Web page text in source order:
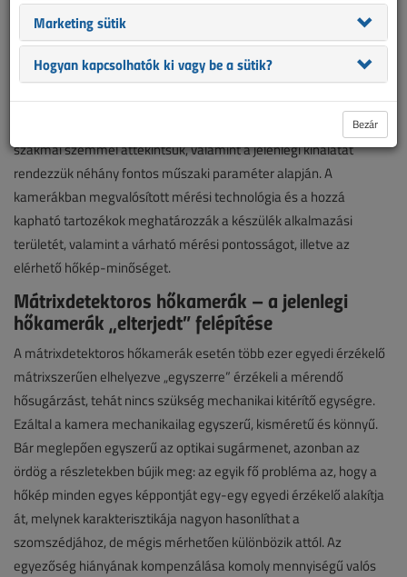
sem.
Egy hőkamera-beszerzést tervező felhasználónak ebből
kifolyólag ma már nem az igényeinek megfelelő típus hiánya,
hanem az óriási választék áttekinthetetlensége okozhat gondot.
szakmai szemmel áttekintsük, valamint a jelenlegi kínálatát
rendezzük néhány fontos műszaki paraméter alapján. A
kamerákban megvalósított mérési technológia és a hozzá
kapható tartozékok meghatározzák a készülék alkalmazási
területét, valamint a várható mérési pontosságot, illetve az
elérhető hőkép-minőséget.
Mátrixdetektoros hőkamerák – a jelenlegi
hőkamerák „elterjedt” felépítése
A mátrixdetektoros hőkamerák esetén több ezer egyedi érzékelő
mátrixszerűen elhelyezve „egyszerre” érzékeli a mérendő
hősugárzást, tehát nincs szükség mechanikai kitérítő egységre.
Ezáltal a kamera mechanikailag egyszerű, kisméretű és könnyű.
Bár meglepően egyszerű az optikai sugármenet, azonban az
ördög a részletekben bújik meg: az egyik fő probléma az, hogy a
hőkép minden egyes képpontját egy-egy egyedi érzékelő alakítja
át, melynek karakterisztikája nagyon hasonlíthat a
szomszédjához, de mégis mérhetően különbözik attól. Az
egyezőség hiányának kompenzálása komoly mennyiségű valós
Marketing sütik
Hogyan kapcsolhatók ki vagy be a sütik?
Bezár